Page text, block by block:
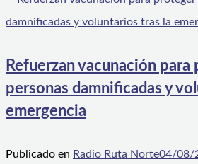
Refuerzan vacunación para
personas damnificadas y
emergencia
Publicado en Radio Ruta Norte04/08/